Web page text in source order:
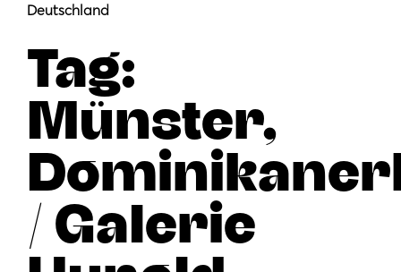
Deutschland
Tag:
Münster,
/ Galerie